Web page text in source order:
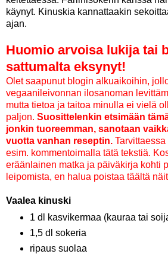
käynyt. Kinuskia kannattaakin
ajan.
Huomio arvoisa lukija tai
sattumalta eksynyt!
Olet saapunut blogin alkuaikoihin,
vegaanileivonnan ilosanoman
mutta tietoa ja taitoa minulla ei vielä
paljon. Suosittelenkin etsimään
jonkin tuoreemman, sanotaan
vuotta vanhan reseptin.
esim. kommentoimalla tätä tekstiä.
eräänlainen matka ja päiväkirja kohti
leipomista, en halua poistaa täältä
Vaalea kinuski
1 dl kasvikermaa (kauraa tai
1,5 dl sokeria
ripaus suolaa